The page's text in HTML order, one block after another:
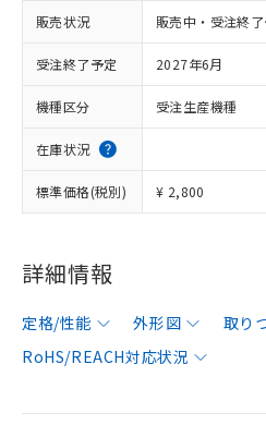
販売状況 販売中・受注終
受注終了予定 2027年6月
機種区分 受注生産機種
在庫状況
標準価格(税別) ¥ 2,800
詳細情報
定格/性能 外形図 取り
RoHS/REACH対応状況